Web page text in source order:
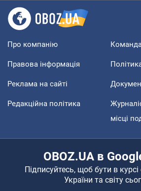
Про компанію
Правова інформація
Реклама на сайті
Редакційна політика
місці
OBOZ.UA в
Підписуйтесь, щоб бути в курсі
України та світу